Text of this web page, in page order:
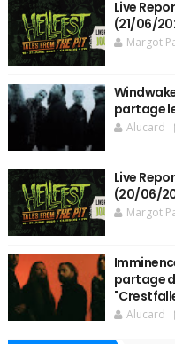
Live
(21/06/
Margot
partage
Alucard
Live
(20/06/
Margot
partage
Alucard